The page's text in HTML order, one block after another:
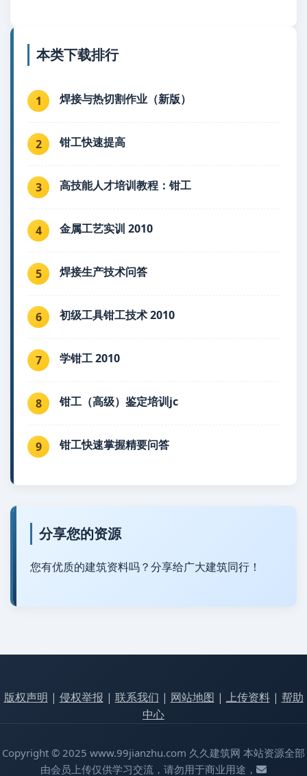
本类下载排行
1 焊接与热切割作业（新版）
2 钳工快速提高
3 高技能人才培训教程：钳工
4 金属工艺实训 2010
5 焊接生产技术问答
6 初级工具钳工技术 2010
7 学钳工 2010
8 钳工（高级）鉴定培训jc
9 钳工快速掌握精要问答
分享您的资源
您有优质的建筑资料吗？分享给广大建筑同行！
版权声明 | 侵权举报 | 联系我们 | 网站地图 | 上传资料| 帮助
中心
Copyright © 2025 www.99jianzhu.com 久久建筑网 本站资源全部
由会员上传仅供学习交流，请勿用于商业用途，